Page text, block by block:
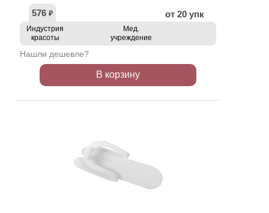
576 ₽ от 20 упк
Индустрия
красоты
Мед.
учреждение
Нашли дешевле?
В корзину